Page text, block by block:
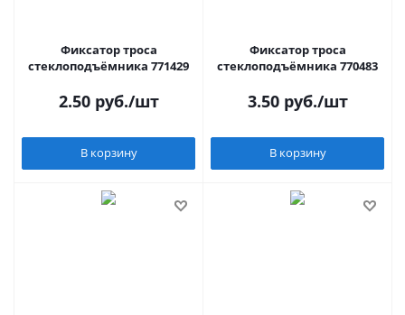
Фиксатор троса
стеклоподъёмника 771429
2.50руб./шт
В корзину
Фиксатор троса
стеклоподъёмника 770483
3.50руб./шт
В корзину